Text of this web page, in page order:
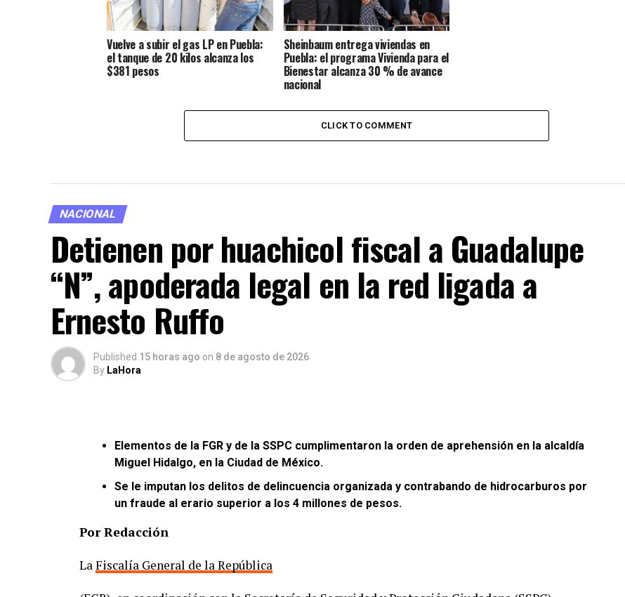
Vuelve a subir el gas LP en Puebla:
el tanque de 20 kilos alcanza los
$381 pesos
Sheinbaum entrega viviendas en
Puebla: el programa Vivienda para el
Bienestar alcanza 30 % de avance
nacional
CLICK TO COMMENT
NACIONAL
Detienen por huachicol fiscal a Guadalupe
“N”, apoderada legal en la red ligada a
Ernesto Ruffo
Published 15 horas ago on 8 de agosto de 2026
By LaHora
Elementos de la FGR y de la SSPC cumplimentaron la orden de aprehensión en la alcaldía
Miguel Hidalgo, en la Ciudad de México.
Se le imputan los delitos de delincuencia organizada y contrabando de hidrocarburos por
un fraude al erario superior a los 4 millones de pesos.
Por Redacción
LaFiscalía General de la República